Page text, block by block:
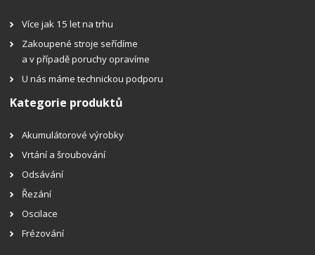
Více jak 15 let na trhu
Zakoupené stroje seřídíme
a v případě poruchy opravíme
U nás máme technickou podporu
Kategorie produktů
Akumulátorové výrobky
Vrtání a šroubování
Odsávání
Řezání
Oscilace
Frézování